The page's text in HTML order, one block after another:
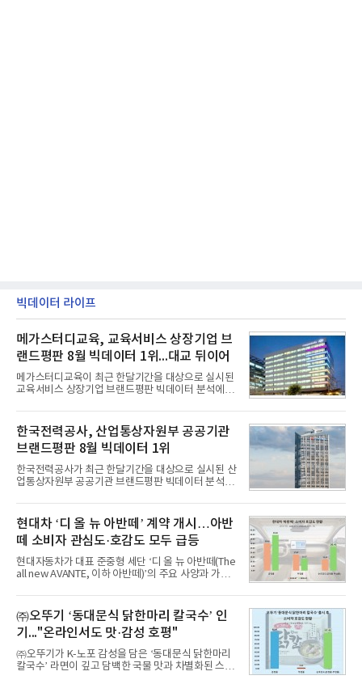
빅데이터 라이프
메가스터디교육, 교육서비스 상장기업 브
랜드평판 8월 빅데이터 1위...대교 뒤이어
메가스터디교육이 최근 한달기간을 대상으로 실시된
교육서비스 상장기업 브랜드평판 빅데이터 분석에서
일 한국기업평판연구소(소장 구창환)는 국내 교육서
비스 상장기업 브랜드를 대상으로 지난 7월 7일부터
8월 7일까지 수집된 소비자 빅데이터 10,074,233건
을 분석한 결과, 메가스터디교육이 브랜드평판지수
1,710,926을 기록하며 8월 1위에 올랐다고 밝혔다.
분석에 활용된 빅데이터는 지난 7월(9,491,206건) 대
비 6.14% 증가한 수치로, 교육서비스 상장기업 브랜
디교육, 대교, 디지
한국전력공사, 산업통상자원부 공공기관
브랜드평판 8월 빅데이터 1위
한국전력공사가 최근 한달기간을 대상으로 실시된 산
업통상자원부 공공기관 브랜드평판 빅데이터 분석에
이 순으로 뒤를 이었다.7일 한국기업평판연구소(소장
구창환)는 산업통상자원부 공공기관 41개 브랜드를
대상으로 지난 7월 7일부터 8월 7일까지 수집된 소비
자 빅데이터 91,102,549건을 분석한 결과, 한국전력
공사가 브랜드평판지수 10,670,633을 기록하며 8월
1위에 올랐다고 밝혔다. 분석에 활용된 빅데이터는 지
난 7월(88,893,823건) 대비 2.48% 증가한 수치다.연
수력원자력, 한국석
현대차 ‘디 올 뉴 아반떼’ 계약 개시…아반
떼 소비자 관심도·호감도 모두 급등
현대자동차가 대표 준중형 세단 ‘디 올 뉴 아반떼(The
all new AVANTE, 이하 아반떼)’의 주요 사양과 가격
떼는 6년 만에 선보이는 8세대 완전변경 모델로, ▲정
교한 선과 면을 중심으로 완성한 파격적인 디자인 ▲
과거 중형 세단 수준으로 확대된 차체 제원 ▲글로벌
최고 수준의 안전성 ▲성능과 효율을 동시에 높인 주
행 완성도 ▲첨단 편의 및 디지털 사양 적용 등을 통해
글로벌 준중형 세단의 새로운 기준을 세웠다.아반떼
는 가솔린 2.0과 1.6 하이브리드 두 가지 파워트레인
㈜오뚜기 ‘동대문식 닭한마리 칼국수’ 인
기..."온라인서도 맛·감성 호평"
㈜오뚜기가 K-노포 감성을 담은 ‘동대문식 닭한마리
칼국수’ 라면이 깊고 담백한 국물 맛과 차별화된 스토